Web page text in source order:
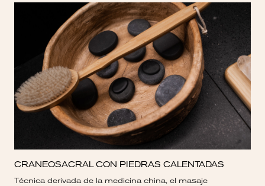
CRANEOSACRAL CON PIEDRAS CALENTADAS
Técnica derivada de la medicina china, el masaje